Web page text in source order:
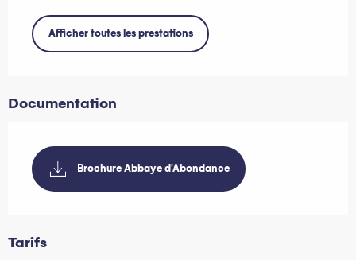
Afficher toutes les prestations
Documentation
Brochure Abbaye d'Abondance
Tarifs